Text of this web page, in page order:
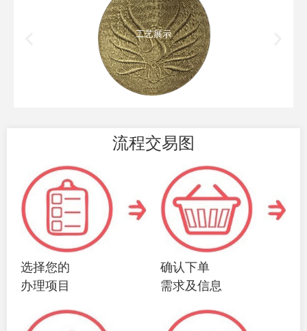
工艺展示
流程交易图
选择您的
办理项目
确认下单
需求及信息